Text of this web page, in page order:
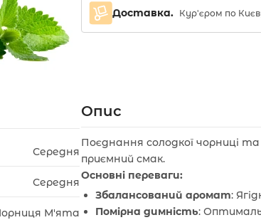
Доставка. Кур'єром по
Середня
Середня
М'ята
Опис
Поєднання солодкої чорниці
приємний смак.
Основні переваги:
Збалансований аромат:
Помірна димність: